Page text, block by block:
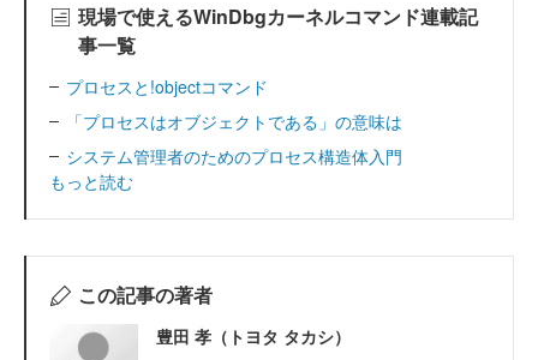
現場で使えるWinDbgカーネルコマンド連載記
事一覧
プロセスと!objectコマンド
「プロセスはオブジェクトである」の意味は
システム管理者のためのプロセス構造体入門
もっと読む
この記事の著者
豊田 孝（トヨタ タカシ）